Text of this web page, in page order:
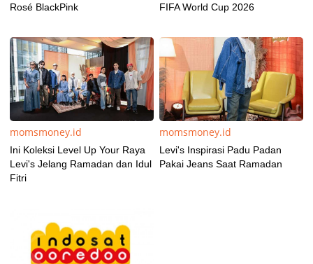
Rosé BlackPink
FIFA World Cup 2026
momsmoney.id
Ini Koleksi Level Up Your Raya
Levi's Jelang Ramadan dan Idul
Fitri
momsmoney.id
Levi's Inspirasi Padu Padan
Pakai Jeans Saat Ramadan